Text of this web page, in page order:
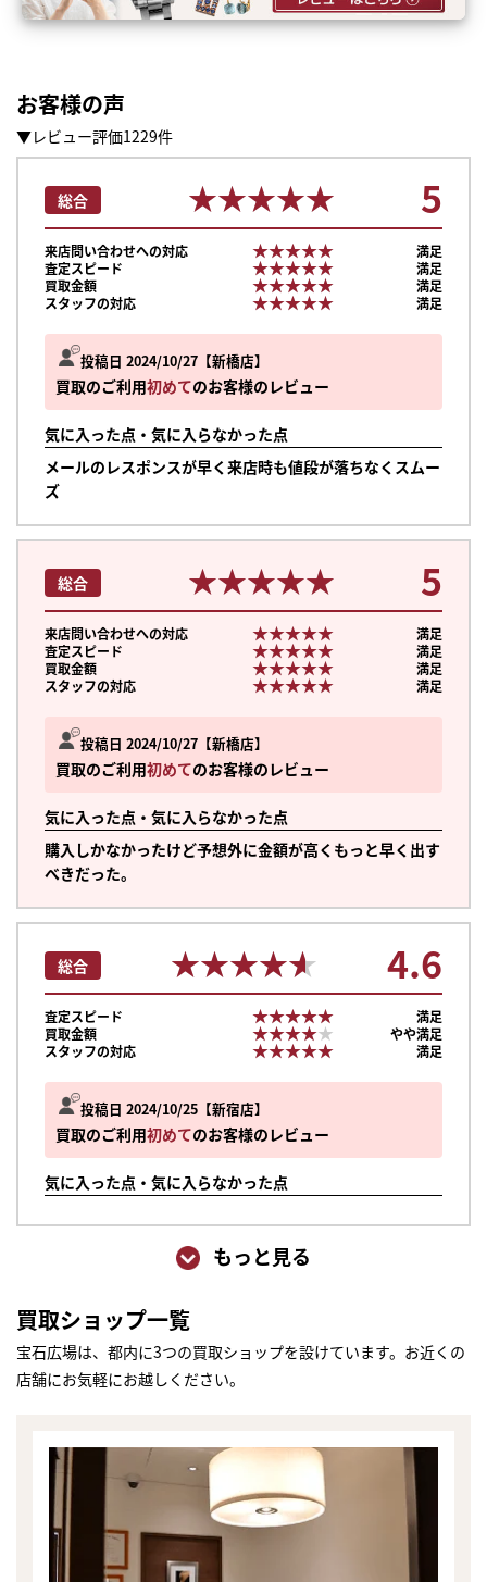
お客様の声
▼レビュー評価1229件
投稿日 2024/10/27 新橋店
買取のご利用初めてのお客様のレビュー
気に入った点・気に入らなかった点
メールのレスポンスが早く来店時も値段が落ちなくスムー
ズ
総合 ★★★★★
★★★★★ 5
来店問い合わせへの対応 ★★★★★
★★★★★
満足
査定スピード
★★★★★
★★★★★
満足
買取金額
★★★★★
★★★★★
満足
スタッフの対応
★★★★★
★★★★★ 満足
投稿日 2024/10/27 新橋店
買取のご利用初めてのお客様のレビュー
気に入った点・気に入らなかった点
購入しかなかったけど予想外に金額が高くもっと早く出す
べきだった。
総合 ★★★★★
★★★★★ 5
来店問い合わせへの対応 ★★★★★
★★★★★
満足
査定スピード
★★★★★
★★★★★
満足
買取金額
★★★★★
★★★★★
満足
スタッフの対応
★★★★★
★★★★★ 満足
投稿日 2024/10/25 新宿店
買取のご利用初めてのお客様のレビュー
気に入った点・気に入らなかった点
総合 ★★★★★
★★★★★ 4.6
査定スピード ★★★★★
★★★★★
満足
買取金額
★★★★★
★★★★★
やや満足
スタッフの対応
★★★★★
★★★★★ 満足
もっと見る
買取ショップ一覧
宝石広場は、都内に3つの買取ショップを設けています。お近くの
店舗にお気軽にお越しください。
まずは